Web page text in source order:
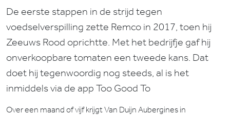
De eerste stappen in de strijd tegen
voedselverspilling zette Remco in 2017, toen hij
Zeeuws Rood oprichtte. Met het bedrijfje gaf hij
onverkoopbare tomaten een tweede kans. Dat
doet hij tegenwoordig nog steeds, al is het
inmiddels via de app Too Good To
Over een maand of vijf krijgt Van Duijn Aubergines in